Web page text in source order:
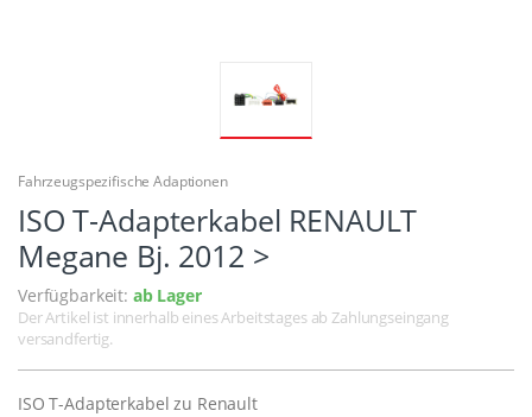
Fahrzeugspezifische Adaptionen
ISO T-Adapterkabel RENAULT
Megane Bj. 2012 >
Verfügbarkeit: ab Lager
Der Artikel ist innerhalb eines Arbeitstages ab Zahlungseingang
versandfertig.
ISO T-Adapterkabel zu Renault